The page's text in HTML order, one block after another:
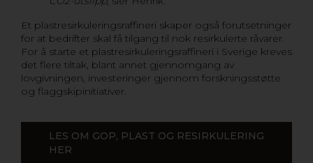
Et plastresirkuleringsraffineri skaper også forutsetninger
for at bedrifter skal få tilgang til nok resirkulerte råvarer.
For å starte et plastresirkuleringsraffineri i Sverige kreves
det flere tiltak, blant annet gjennomgang av
lovgivningen, investeringer gjennom forskningsstøtte
og flaggskipinitiativer.
LES OM GOP, PLAST OG RESIRKULERING
HER